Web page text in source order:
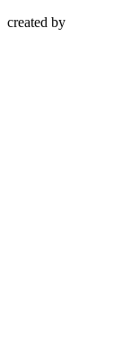
created by